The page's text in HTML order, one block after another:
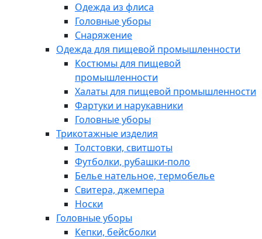
Одежда из флиса
Головные уборы
Снаряжение
Одежда для пищевой промышленности
Костюмы для пищевой
промышленности
Халаты для пищевой промышленности
Фартуки и нарукавники
Головные уборы
Трикотажные изделия
Толстовки, свитшоты
Футболки, рубашки-поло
Белье нательное, термобелье
Свитера, джемпера
Носки
Головные уборы
Кепки, бейсболки